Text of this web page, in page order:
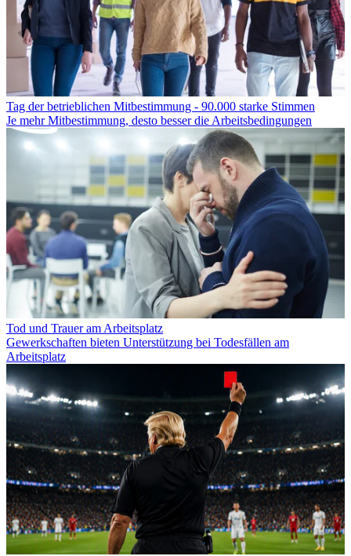
Tag der betrieblichen Mitbestimmung - 90.000 starke Stimmen
Je mehr Mitbestimmung, desto besser die Arbeitsbedingungen
Tod und Trauer am Arbeitsplatz
Gewerkschaften bieten Unterstützung bei Todesfällen am
Arbeitsplatz